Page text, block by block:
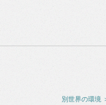
別世界の環境